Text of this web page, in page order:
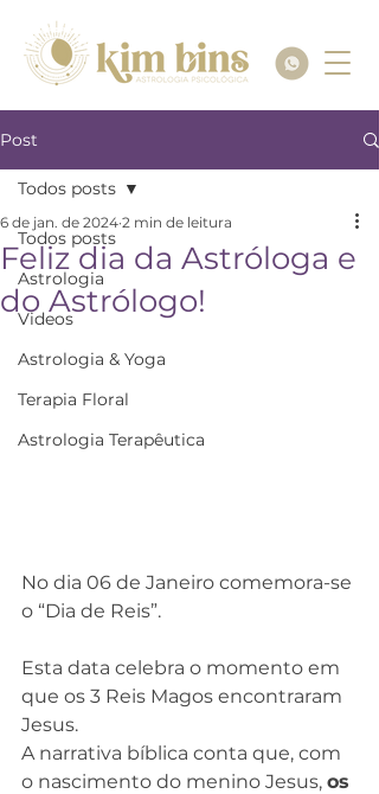
Post
Todos posts
Astrologia
Videos
Astrologia & Yoga
Terapia Floral
Astrologia Terapêutica
Todos posts
Feliz dia da Astróloga e
do Astrólogo!
6 de jan. de 2024 2 min de leitura
No dia 06 de Janeiro comemora-se
o “Dia de Reis”.
Esta data celebra o momento em
que os 3 Reis Magos encontraram
Jesus.
A narrativa bíblica conta que, com
o nascimento do menino Jesus, os